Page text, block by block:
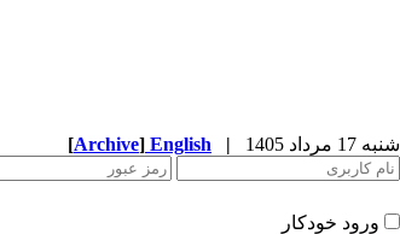
شنبه 17 مرداد 1405 |
English
[Archive]
ورود خودکار